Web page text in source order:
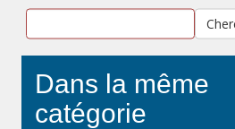
Dans la même
catégorie